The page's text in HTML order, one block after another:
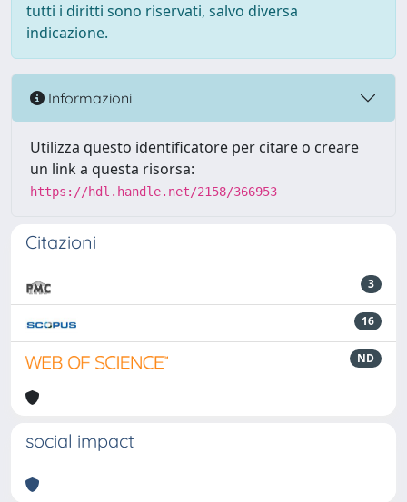
tutti i diritti sono riservati, salvo diversa
indicazione.
Informazioni
Utilizza questo identificatore per citare o creare
un link a questa risorsa:
https://hdl.handle.net/2158/366953
Citazioni
3
16
ND
social impact